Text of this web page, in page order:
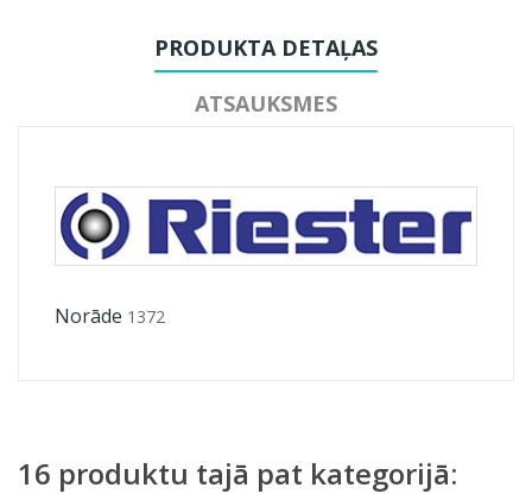
PRODUKTA DETAĻAS
ATSAUKSMES
Norāde 1372
16 produktu tajā pat kategorijā: